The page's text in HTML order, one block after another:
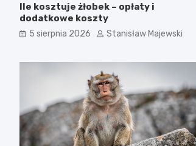
Ile kosztuje żłobek – opłaty i
dodatkowe koszty
5 sierpnia 2026 Stanisław Majewski